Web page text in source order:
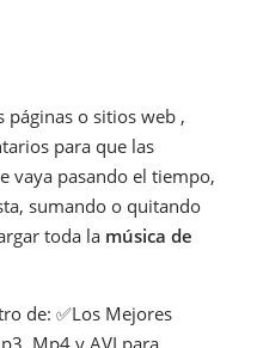
páginas o sitios web ,
para que las
vaya pasando el tiempo,
sumando o quitando
toda la música de
de: ✅Los Mejores
Mp4 y AVI para